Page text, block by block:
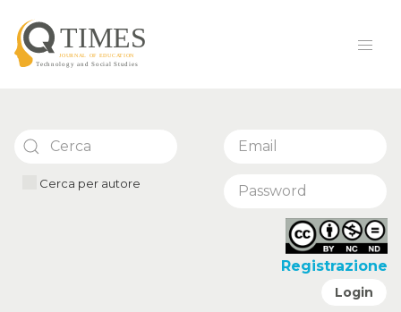
Cerca per autore
Registrazione
Login